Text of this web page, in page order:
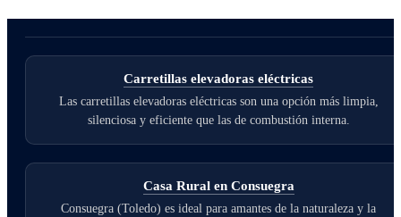
Carretillas elevadoras eléctricas
Las carretillas elevadoras eléctricas son una opción más limpia,
silenciosa y eficiente que las de combustión interna.
Casa Rural en Consuegra
Consuegra (Toledo) es ideal para amantes de la naturaleza y la